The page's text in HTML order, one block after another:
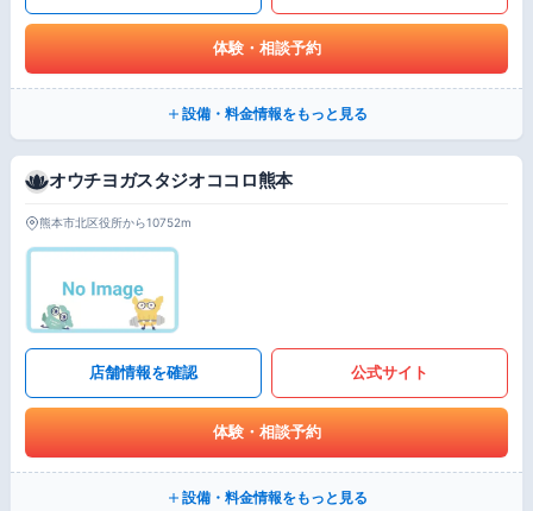
体験・相談予約
設備・料金情報をもっと見る
オウチヨガスタジオココロ熊本
熊本市北区役所から10752m
店舗情報を確認 公式サイト
体験・相談予約
設備・料金情報をもっと見る